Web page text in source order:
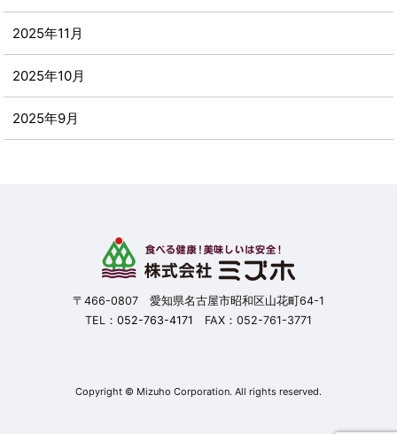
2025年11月
2025年10月
2025年9月
〒466-0807 愛知県名古屋市昭和区山花町64-1
TEL： 052-763-4171 FAX：052-761-3771
Copyright © Mizuho Corporation. All rights reserved.